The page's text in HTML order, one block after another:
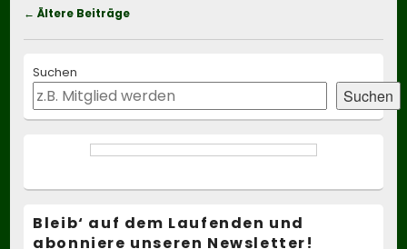
Beitragsnavigation
← Ältere Beiträge
Sidebar
Widget
Area
Suchen
Suchen
Bleib‘ auf dem Laufenden und
abonniere unseren Newsletter!